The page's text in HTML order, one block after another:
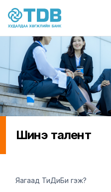
Skip to main content
Шинэ талент
Яагаад ТиДиБи гэж?